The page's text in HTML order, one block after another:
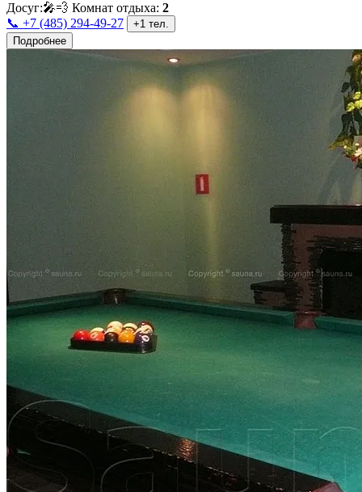
Досуг:🎤💨 Комнат отдыха: 2
📞 +7 (485) 294-49-27
+1 тел.
Подробнее